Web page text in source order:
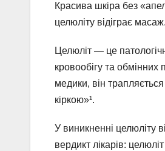
Красива шкіра без
целюліту відіграє
Целюліт — це
кровообігу та обмінних
медики, він
кіркою»¹.
У виникненні целюліту
вердикт лікарів: